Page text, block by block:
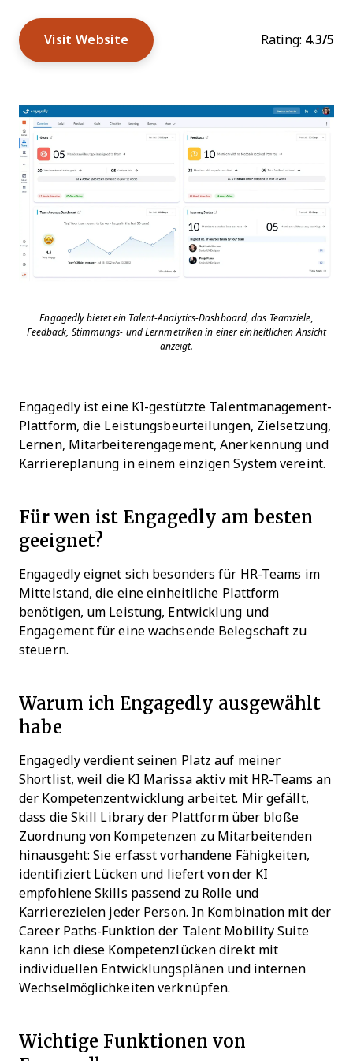
Visit Website Rating: 4.3/5
Engagedly bietet ein Talent-Analytics-Dashboard, das Teamziele,
Feedback, Stimmungs- und Lernmetriken in einer einheitlichen Ansicht
anzeigt.
Engagedly ist eine KI-gestützte Talentmanagement-
Plattform, die Leistungsbeurteilungen, Zielsetzung,
Lernen, Mitarbeiterengagement, Anerkennung und
Karriereplanung in einem einzigen System vereint.
Für wen ist Engagedly am besten
geeignet?
Engagedly eignet sich besonders für HR-Teams im
Mittelstand, die eine einheitliche Plattform
benötigen, um Leistung, Entwicklung und
Engagement für eine wachsende Belegschaft zu
steuern.
Warum ich Engagedly ausgewählt
habe
Engagedly verdient seinen Platz auf meiner
Shortlist, weil die KI Marissa aktiv mit HR-Teams an
der Kompetenzentwicklung arbeitet. Mir gefällt,
dass die Skill Library der Plattform über bloße
Zuordnung von Kompetenzen zu Mitarbeitenden
hinausgeht: Sie erfasst vorhandene Fähigkeiten,
identifiziert Lücken und liefert von der KI
empfohlene Skills passend zu Rolle und
Karrierezielen jeder Person. In Kombination mit der
Career Paths-Funktion der Talent Mobility Suite
kann ich diese Kompetenzlücken direkt mit
individuellen Entwicklungsplänen und internen
Wechselmöglichkeiten verknüpfen.
Wichtige Funktionen von